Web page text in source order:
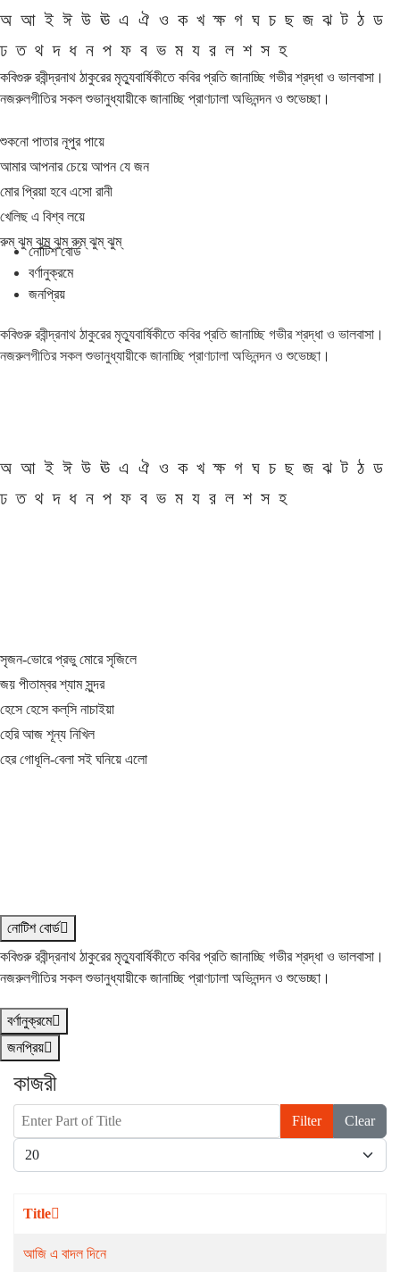
অ আ ই ঈ উ ঊ এ ঐ ও ক খ ক্ষ গ ঘ চ ছ জ ঝ ট ঠ ড
ঢ ত থ দ ধ ন প ফ ব ভ ম য র ল শ স হ
কবিগুরু রবীন্দ্রনাথ ঠাকুরের মৃত্যুবার্ষিকীতে কবির প্রতি জানাচ্ছি গভীর শ্রদ্ধা ও ভালবাসা।
নজরুলগীতির সকল শুভানুধ্যায়ীকে জানাচ্ছি প্রাণঢালা অভিনন্দন ও শুভেচ্ছা।
শুকনো পাতার নূপুর পায়ে
আমার আপনার চেয়ে আপন যে জন
মোর প্রিয়া হবে এসো রানী
খেলিছ এ বিশ্ব লয়ে
রুম্ ঝুম্ ঝুম্ ঝুম্ রুম্ ঝুম্ ঝুম্
নোটিশ বোর্ড
বর্ণানুক্রমে
জনপ্রিয়
কবিগুরু রবীন্দ্রনাথ ঠাকুরের মৃত্যুবার্ষিকীতে কবির প্রতি জানাচ্ছি গভীর শ্রদ্ধা ও ভালবাসা।
নজরুলগীতির সকল শুভানুধ্যায়ীকে জানাচ্ছি প্রাণঢালা অভিনন্দন ও শুভেচ্ছা।
অ আ ই ঈ উ ঊ এ ঐ ও ক খ ক্ষ গ ঘ চ ছ জ ঝ ট ঠ ড
ঢ ত থ দ ধ ন প ফ ব ভ ম য র ল শ স হ
সৃজন-ভোরে প্রভু মোরে সৃজিলে
জয় পীতাম্বর শ্যাম সুন্দর
হেসে হেসে কল্‌সি নাচাইয়া
হেরি আজ শূন্য নিখিল
হের গোধূলি-বেলা সই ঘনিয়ে এলো
নোটিশ বোর্ড
কবিগুরু রবীন্দ্রনাথ ঠাকুরের মৃত্যুবার্ষিকীতে কবির প্রতি জানাচ্ছি গভীর শ্রদ্ধা ও ভালবাসা।
নজরুলগীতির সকল শুভানুধ্যায়ীকে জানাচ্ছি প্রাণঢালা অভিনন্দন ও শুভেচ্ছা।
বর্ণানুক্রমে
জনপ্রিয়
কাজরী
Enter Part of Title Filter
Clear
Display #
Title
আজি এ বাদল দিনে